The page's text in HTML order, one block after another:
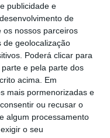
publicidade e
de
os nossos parceiros
de geolocalização
Poderá clicar para
e pela parte dos
acima. Em
mais pormenorizadas e
ou recusar o
algum processamento
o seu
do
trimestre do
em baixa
particularmente
consumo e no